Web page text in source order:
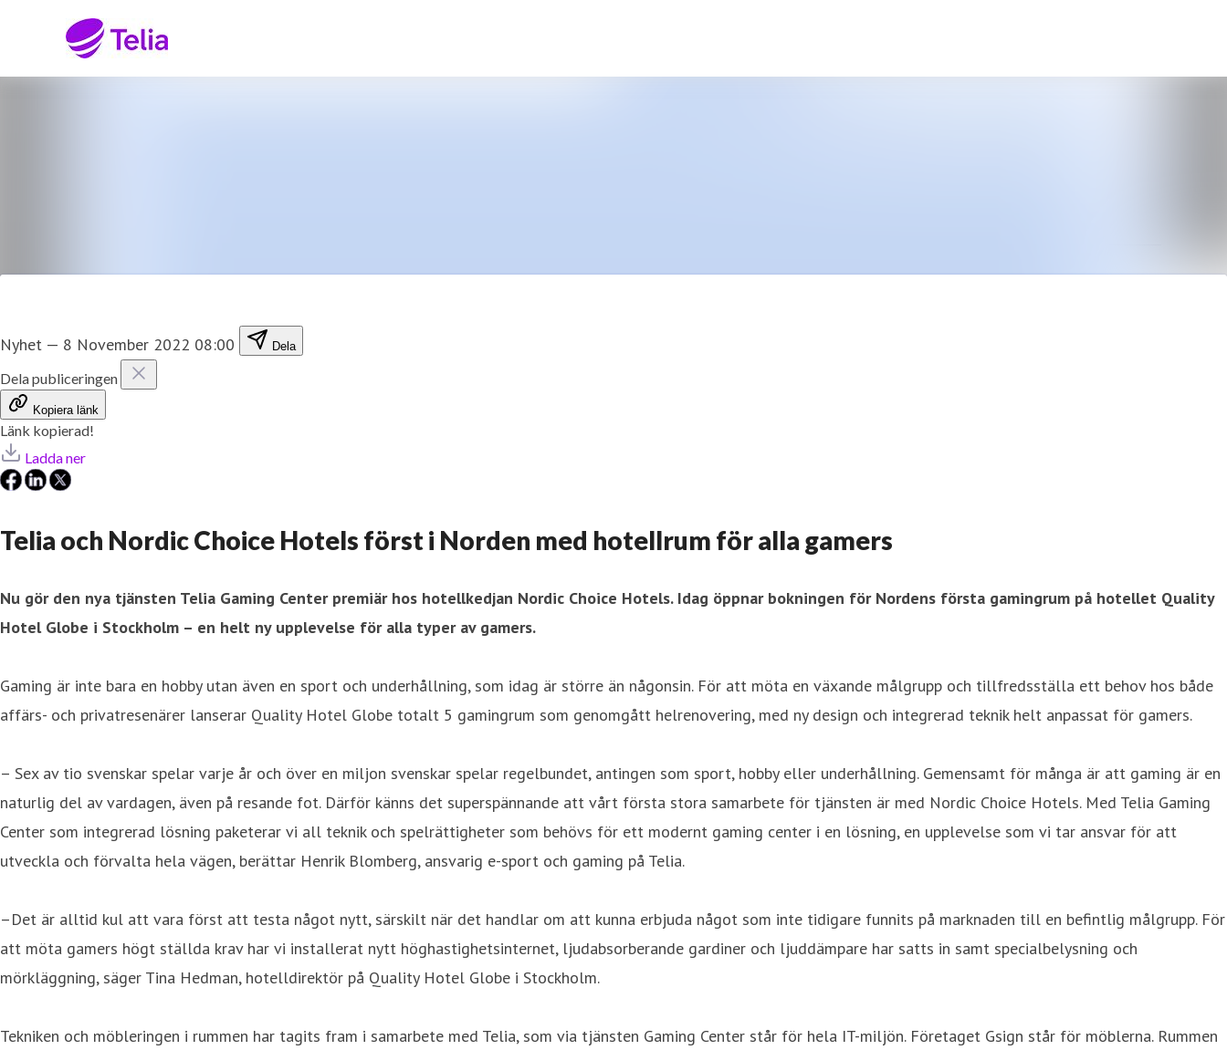
Nyhet — 8 November 2022 08:00 Dela
Dela publiceringen
Kopiera länk
Länk kopierad!
Ladda ner
Telia och Nordic Choice Hotels först i Norden med hotellrum för alla gamers
Nu gör den nya tjänsten Telia Gaming Center premiär hos hotellkedjan Nordic Choice Hotels. Idag öppnar bokningen för Nordens första gamingrum på hotellet Quality
Hotel Globe i Stockholm – en helt ny upplevelse för alla typer av gamers.
Gaming är inte bara en hobby utan även en sport och underhållning, som idag är större än någonsin. För att möta en växande målgrupp och tillfredsställa ett behov hos både
affärs- och privatresenärer lanserar Quality Hotel Globe totalt 5 gamingrum som genomgått helrenovering, med ny design och integrerad teknik helt anpassat för gamers.
– Sex av tio svenskar spelar varje år och över en miljon svenskar spelar regelbundet, antingen som sport, hobby eller underhållning. Gemensamt för många är att gaming är en
naturlig del av vardagen, även på resande fot. Därför känns det superspännande att vårt första stora samarbete för tjänsten är med Nordic Choice Hotels. Med Telia Gaming
Center som integrerad lösning paketerar vi all teknik och spelrättigheter som behövs för ett modernt gaming center i en lösning, en upplevelse som vi tar ansvar för att
utveckla och förvalta hela vägen, berättar Henrik Blomberg, ansvarig e-sport och gaming på Telia.
–Det är alltid kul att vara först att testa något nytt, särskilt när det handlar om att kunna erbjuda något som inte tidigare funnits på marknaden till en befintlig målgrupp. För
att möta gamers högt ställda krav har vi installerat nytt höghastighetsinternet, ljudabsorberande gardiner och ljuddämpare har satts in samt specialbelysning och
mörkläggning, säger Tina Hedman, hotelldirektör på Quality Hotel Globe i Stockholm.
Tekniken och möbleringen i rummen har tagits fram i samarbete med Telia, som via tjänsten Gaming Center står för hela IT-miljön. Företaget Gsign står för möblerna. Rummen